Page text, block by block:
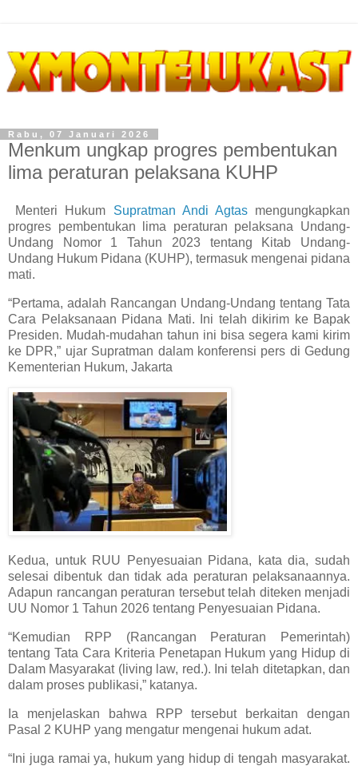
Rabu, 07 Januari 2026
Menkum ungkap progres pembentukan
lima peraturan pelaksana KUHP
Menteri Hukum Supratman Andi Agtasmengungkapkan
progres pembentukan lima peraturan pelaksana Undang-
Undang Nomor 1 Tahun 2023 tentang Kitab Undang-
Undang Hukum Pidana (KUHP), termasuk mengenai pidana
mati.
“Pertama, adalah Rancangan Undang-Undang tentang Tata
Cara Pelaksanaan Pidana Mati. Ini telah dikirim ke Bapak
Presiden. Mudah-mudahan tahun ini bisa segera kami kirim
ke DPR,” ujar Supratman dalam konferensi pers di Gedung
Kementerian Hukum, Jakarta
Kedua, untuk RUU Penyesuaian Pidana, kata dia, sudah
selesai dibentuk dan tidak ada peraturan pelaksanaannya.
Adapun rancangan peraturan tersebut telah diteken menjadi
UU Nomor 1 Tahun 2026 tentang Penyesuaian Pidana.
“Kemudian RPP (Rancangan Peraturan Pemerintah)
tentang Tata Cara Kriteria Penetapan Hukum yang Hidup di
Dalam Masyarakat (living law, red.). Ini telah ditetapkan, dan
dalam proses publikasi,” katanya.
Ia menjelaskan bahwa RPP tersebut berkaitan dengan
Pasal 2 KUHP yang mengatur mengenai hukum adat.
“Ini juga ramai ya, hukum yang hidup di tengah masyarakat.